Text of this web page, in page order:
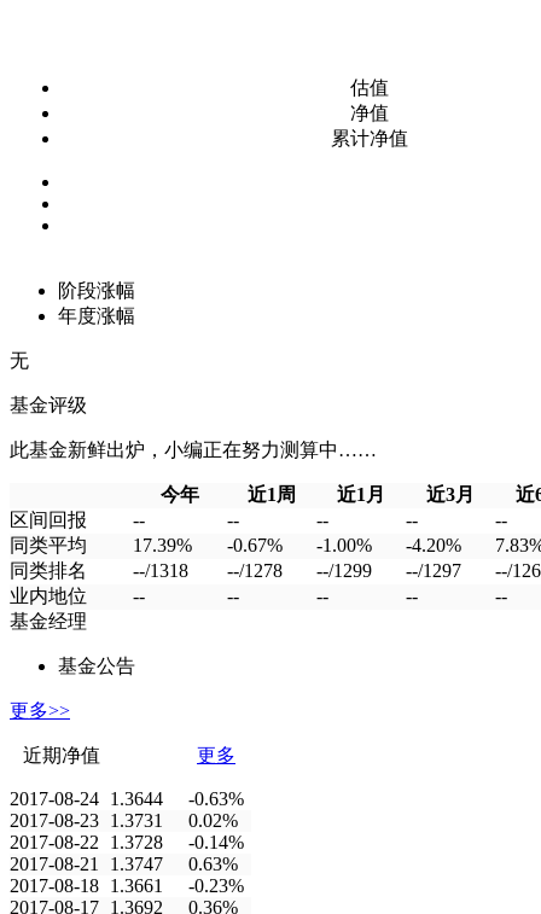
估值
净值
累计净值
阶段涨幅
年度涨幅
无
基金评级
此基金新鲜出炉，小编正在努力测算中……
今年 近1周 近1月 近3月
近
区间回报
-- -- -- --
--
同类平均
17.39% -0.67% -1.00% -4.20%
同类排名
--/1318 --/1278 --/1299 --/1297
--/
业内地位
-- -- -- --
--
基金经理
基金公告
更多>>
近期净值 更多
2017-08-24 1.3644
-0.63%
2017-08-23 1.3731
0.02%
2017-08-22
1.3728
-0.14%
2017-08-21
1.3747
0.63%
2017-08-18 1.3661
-0.23%
2017-08-17 1.3692
0.36%